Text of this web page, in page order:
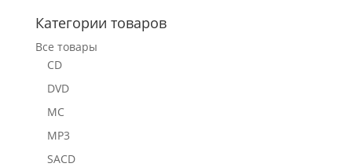
Категории товаров
Все товары
CD
DVD
MC
MP3
SACD